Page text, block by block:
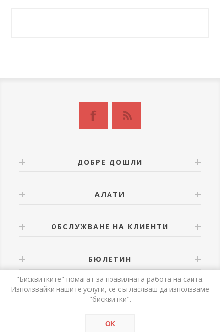
-
ДОБРЕ ДОШЛИ
АЛАТИ
ОБСЛУЖВАНЕ НА КЛИЕНТИ
БЮЛЕТИН
Авторски права © 2026 Alati. Всички права запазени.
"Бисквитките" помагат за правилната работа на сайта.
Използвайки нашите услуги, се съгласяваш да използваме
"бисквитки".
OK